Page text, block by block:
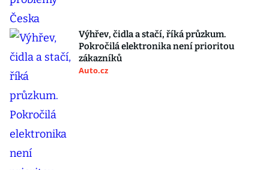
Výhřev, čidla a stačí, říká průzkum.
Pokročilá elektronika není prioritou
zákazníků
Auto.cz